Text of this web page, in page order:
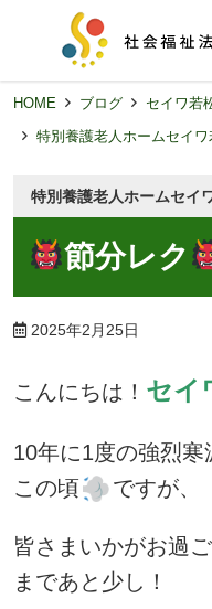
HOME ブログ
セイワ若
特別養護老人ホームセイ
特別養護老人ホームセイ
節分レク
2025年2月25日
こんにちは！ セイ
10年に1度の強烈寒
この頃
ですが、
皆さまいかがお過
まであと少し！